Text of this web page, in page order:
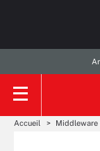
Accueil Middleware